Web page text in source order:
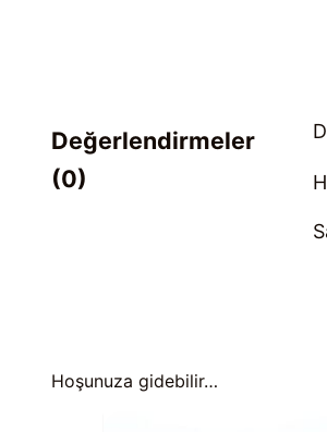
Değerlendirmeler
(0)
Hoşunuza gidebilir…